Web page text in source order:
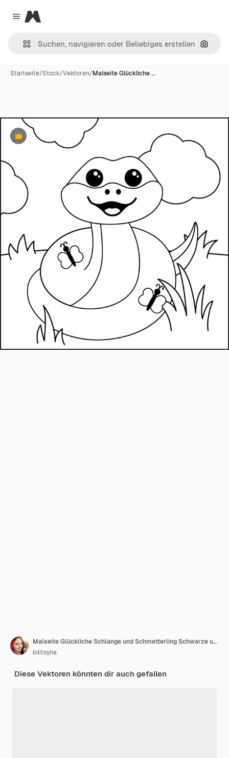
Close menu
Magnific
Nach
Startseite/Stock/Vektoren/Malseite Glückliche …
Premium
Malseite Glückliche Schlange und Schmetterling Schwarze und weiße Schlange Vektor
lolitsyna
Diese Vektoren könnten dir auch gefallen